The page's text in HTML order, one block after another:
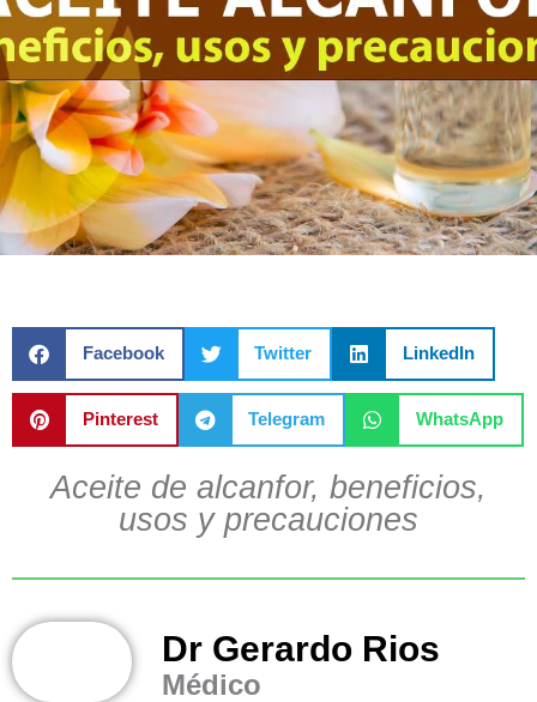
Facebook Twitter LinkedIn
Pinterest Telegram WhatsApp
Aceite de alcanfor, beneficios,
usos y precauciones
Dr Gerardo Rios
Médico